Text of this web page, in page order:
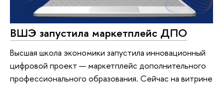
ВШЭ запустила маркетплейс ДПО
Высшая школа экономики запустила инновационный
цифровой проект — маркетплейс дополнительного
профессионального образования. Сейчас на витрине